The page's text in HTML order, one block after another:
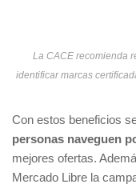
La CACE recomienda
identificar marcas
Con estos beneficios
personas naveguen
mejores ofertas.
Mercado Libre la